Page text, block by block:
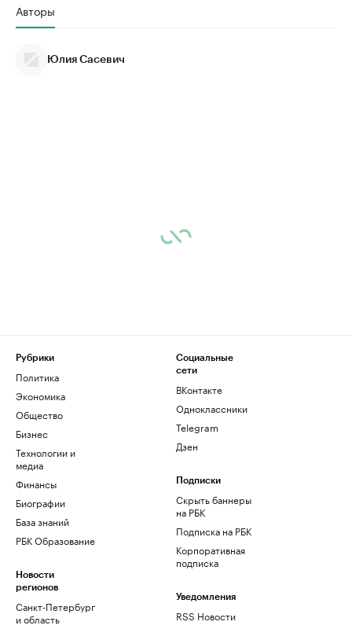
Авторы
Юлия Сасевич
Рубрики
Политика
Экономика
Общество
Бизнес
Технологии и
медиа
Финансы
Биографии
База знаний
РБК Образование
Новости
регионов
Санкт-Петербург
и область
Социальные
сети
ВКонтакте
Одноклассники
Telegram
Дзен
Подписки
Скрыть баннеры
на РБК
Подписка на РБК
Корпоративная
подписка
Уведомления
RSS Новости